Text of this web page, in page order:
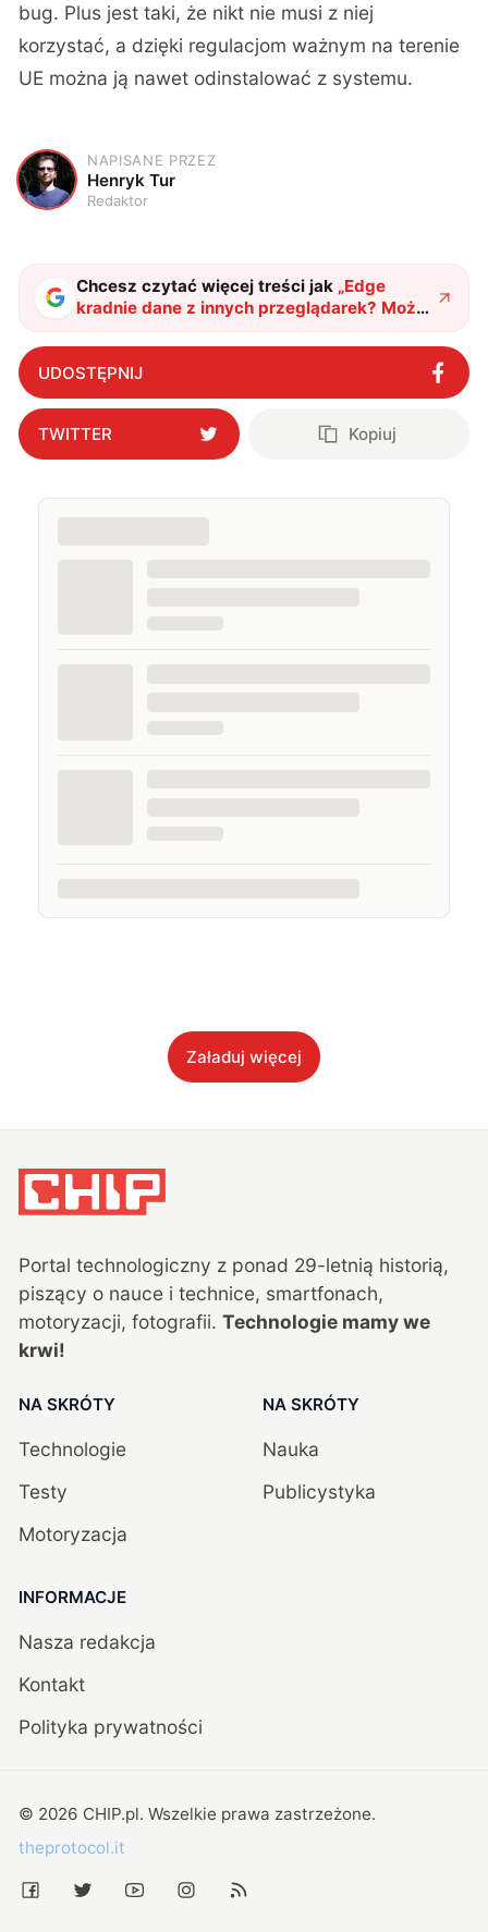
bug. Plus jest taki, że nikt nie musi z niej
korzystać, a dzięki regulacjom ważnym na terenie
UE można ją nawet odinstalować z systemu.
H
NAPISANE PRZEZ
Henryk Tur
Redaktor
Chcesz czytać więcej treści jak „Edge
kradnie dane z innych przeglądarek? Może
tak, a może to po prostu bug"?
UDOSTĘPNIJ
TWITTER Kopiuj
Załaduj więcej
Portal technologiczny z ponad 29-letnią historią,
piszący o nauce i technice, smartfonach,
motoryzacji, fotografii. Technologie mamy we
krwi!
NA SKRÓTY
Technologie
Testy
Motoryzacja
NA SKRÓTY
Nauka
Publicystyka
INFORMACJE
Nasza redakcja
Kontakt
Polityka prywatności
© 2026 CHIP.pl. Wszelkie prawa zastrzeżone.
theprotocol.it